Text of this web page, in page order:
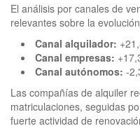
El análisis por canales de
relevantes sobre la
Canal alquilador:
Canal empresas:
Canal autónomos: -
Las compañías de alquiler
matriculaciones, seguidas
fuerte actividad de